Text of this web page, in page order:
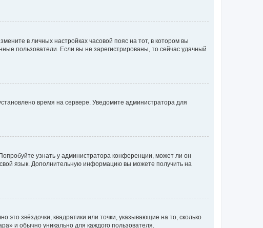
в личных настройках часовой пояс на тот, в котором вы
пользователи. Если вы не зарегистрированы, то сейчас удачный
время на сервере. Уведомите администратора для
узнать у администратора конференции, может ли он
язык. Дополнительную информацию вы можете получить на
звёздочки, квадратики или точки, указывающие на то, сколько
и обычно уникально для каждого пользователя.